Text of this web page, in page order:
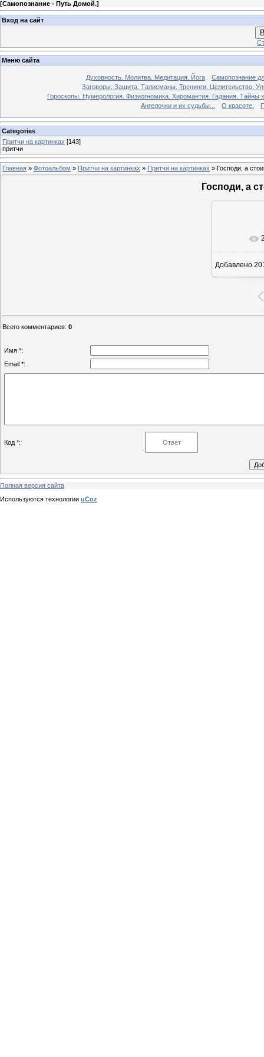
[Самопознание - Путь Домой.]
Вход на сайт
Меню сайта
Духовность. Молитва. Медитация. Йога
Самопознание
Заговоры. Защита. Талисманы. Тренинги. Целительство.
Гороскопы. Нумерология. Физиогномика. Хиромантия. Гадания. Тайны
Ангелочки и их судьбы...
О красоте.
Categories
Притчи на картинках [143]
притчи
Главная » Фотоальбом » Притчи на картинках » Притчи на картинках » Господи, а
Господи, а
В
Добавлено
Всего комментариев: 0
Имя *:
Email *:
Код *:
Полная версия сайта
Используются технологии uCoz